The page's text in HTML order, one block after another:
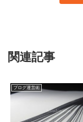
関連記事
ブログ運営術